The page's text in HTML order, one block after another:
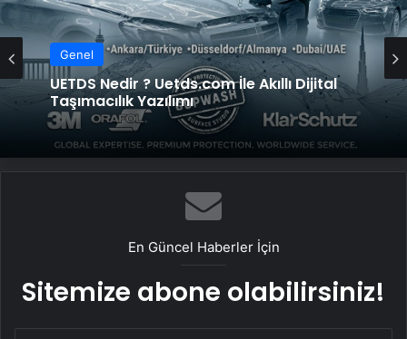
Genel
UETDS Nedir ? Uetds.com İle Akıllı Dijital
Taşımacılık Yazılımı
En Güncel Haberler İçin
Sitemize abone olabilirsiniz!